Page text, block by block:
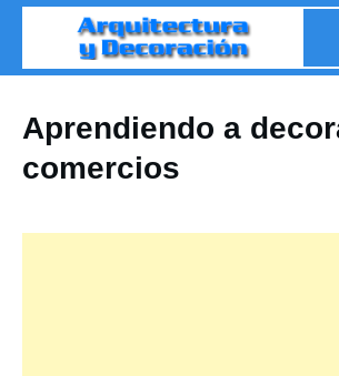
Aprendiendo a
comercios